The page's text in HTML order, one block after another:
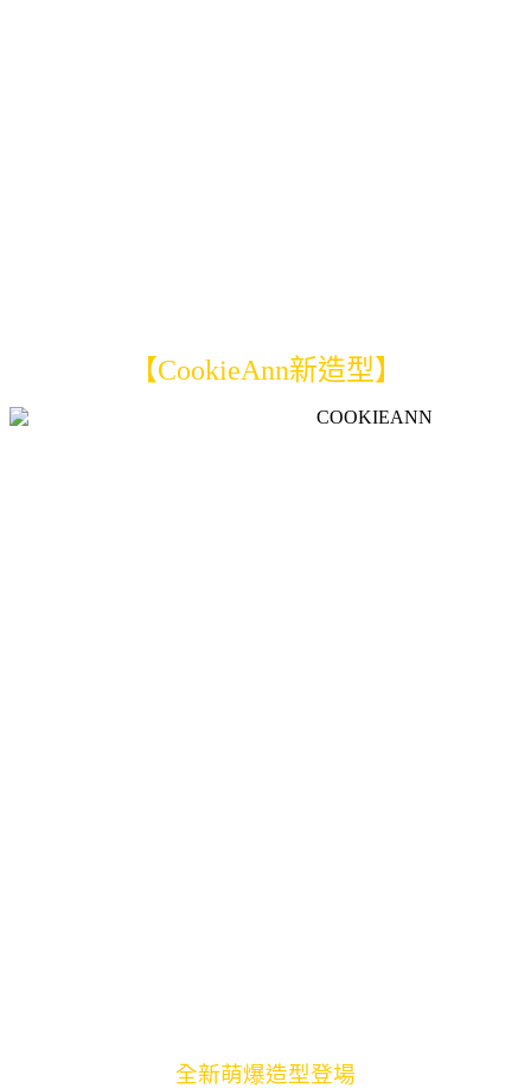
【CookieAnn新造型】
全新萌爆造型登場